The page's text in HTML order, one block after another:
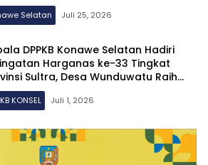
Selatan Juli 25, 2026
DPPKB Konawe Selatan Hadiri
Harganas ke-33 Tingkat
Sultra, Desa Wunduwatu Raih
I Kampung KB
KONSEL Juli 1, 2026